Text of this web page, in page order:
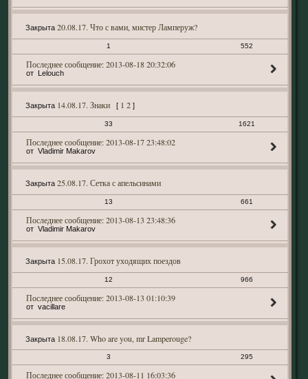
Закрыта 20.08.17. Что с вами, мистер Ламперуж?
1 552
2013-08-18 20:32:06
Lelouch
Закрыта 14.08.17. Знаки [ 1 2 ]
33 1621
2013-08-17 23:48:02
Vladimir Makarov
Закрыта 25.08.17. Сетка с апельсинами
13 661
2013-08-13 23:48:36
Vladimir Makarov
Закрыта 15.08.17. Грохот уходящих поездов
12 966
2013-08-13 01:10:39
vacillare
Закрыта 18.08.17. Who are you, mr Lamperouge?
3 295
2013-08-11 16:03:36